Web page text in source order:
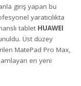
giriş yapan bu
yaratıcılıkta
tablet HUAWEI
Üst düzey
MatePad Pro Max,
en yeni